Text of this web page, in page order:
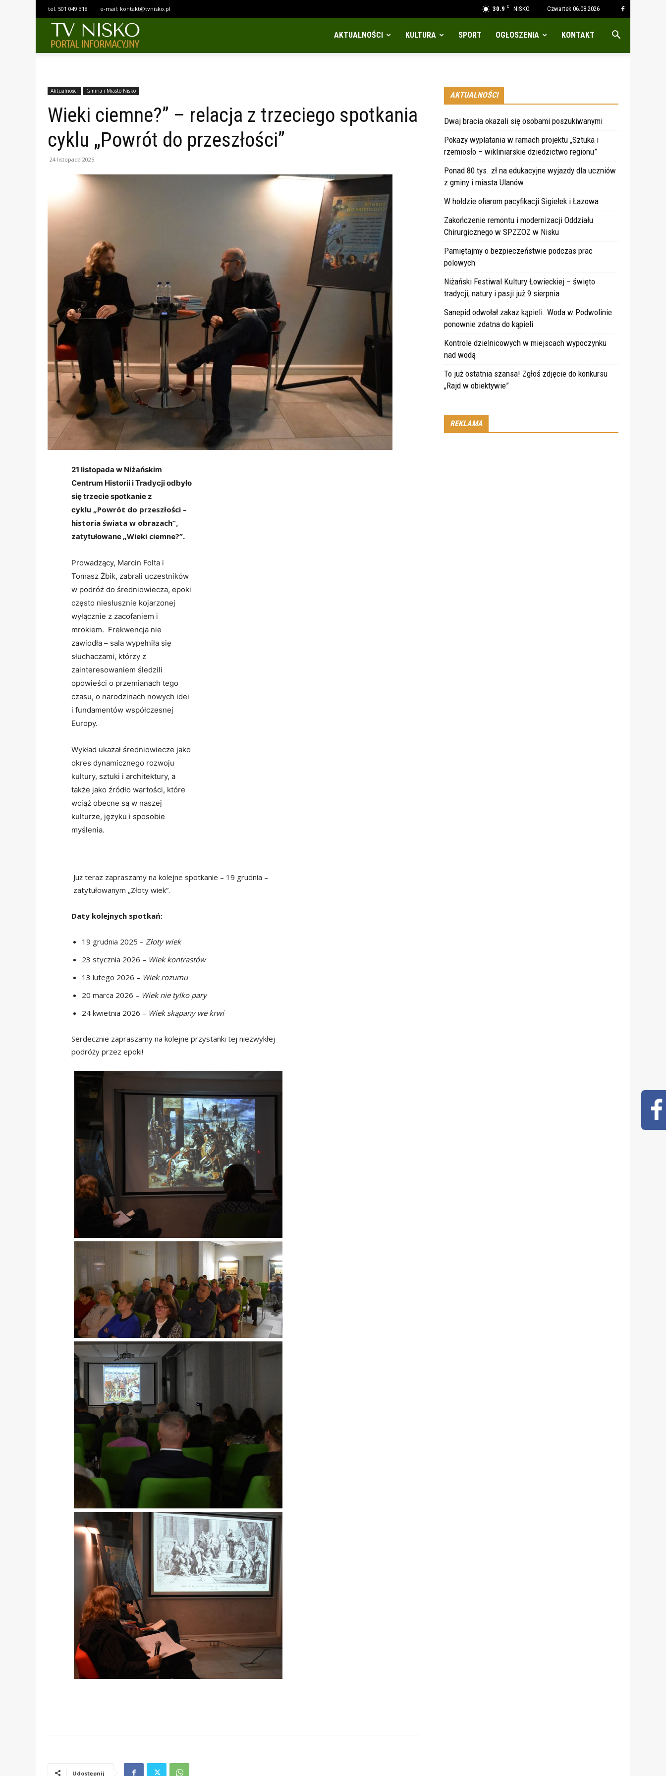
30.9 C NISKO Czwartek 06.08.2026
tel. 501 049 318 e-mail: kontakt@tvnisko.pl
AKTUALNOŚCI KULTURA SPORT OGŁOSZENIA KONTAKT
Aktualności Gmina i Miasto Nisko
Wieki ciemne?” – relacja z trzeciego spotkania
cyklu „Powrót do przeszłości”
24 listopada 2025
21 listopada w Niżańskim
Centrum Historii i Tradycji odbyło
się trzecie spotkanie z
cyklu „Powrót do przeszłości –
historia świata w obrazach”,
zatytułowane „Wieki ciemne?”.
Prowadzący, Marcin Folta i
Tomasz Żbik, zabrali uczestników
w podróż do średniowiecza, epoki
często niesłusznie kojarzonej
wyłącznie z zacofaniem i
mrokiem. Frekwencja nie
zawiodła – sala wypełniła się
słuchaczami, którzy z
zainteresowaniem śledzili
opowieści o przemianach tego
czasu, o narodzinach nowych idei
i fundamentów współczesnej
Europy.
Wykład ukazał średniowiecze jako
okres dynamicznego rozwoju
kultury, sztuki i architektury, a
także jako źródło wartości, które
wciąż obecne są w naszej
kulturze, języku i sposobie
myślenia.
Już teraz zapraszamy na kolejne spotkanie – 19 grudnia –
zatytułowanym „Złoty wiek”.
Daty kolejnych spotkań:
19 grudnia 2025 – Złoty wiek
23 stycznia 2026 – Wiek kontrastów
13 lutego 2026 – Wiek rozumu
20 marca 2026 – Wiek nie tylko pary
24 kwietnia 2026 – Wiek skąpany we krwi
Serdecznie zapraszamy na kolejne przystanki tej niezwykłej
podróży przez epoki!
Udostępnij
AKTUALNOŚCI
Dwaj bracia okazali się osobami poszukiwanymi
Pokazy wyplatania w ramach projektu „Sztuka i
rzemiosło – wikliniarskie dziedzictwo regionu”
Ponad 80 tys. zł na edukacyjne wyjazdy dla uczniów
z gminy i miasta Ulanów
W hołdzie ofiarom pacyfikacji Sigiełek i Łazowa
Zakończenie remontu i modernizacji Oddziału
Chirurgicznego w SPZZOZ w Nisku
Pamiętajmy o bezpieczeństwie podczas prac
polowych
Niżański Festiwal Kultury Łowieckiej – święto
tradycji, natury i pasji już 9 sierpnia
Sanepid odwołał zakaz kąpieli. Woda w Podwolinie
ponownie zdatna do kąpieli
Kontrole dzielnicowych w miejscach wypoczynku
nad wodą
To już ostatnia szansa! Zgłoś zdjęcie do konkursu
„Rajd w obiektywie”
REKLAMA